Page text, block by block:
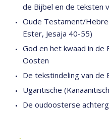
de Bijbel en de teksten
Oude Testament/
Ester, Jesaja 40-55)
God en het kwaad in de
Oosten
De tekstindeling van de
Ugaritische
De oudoosterse